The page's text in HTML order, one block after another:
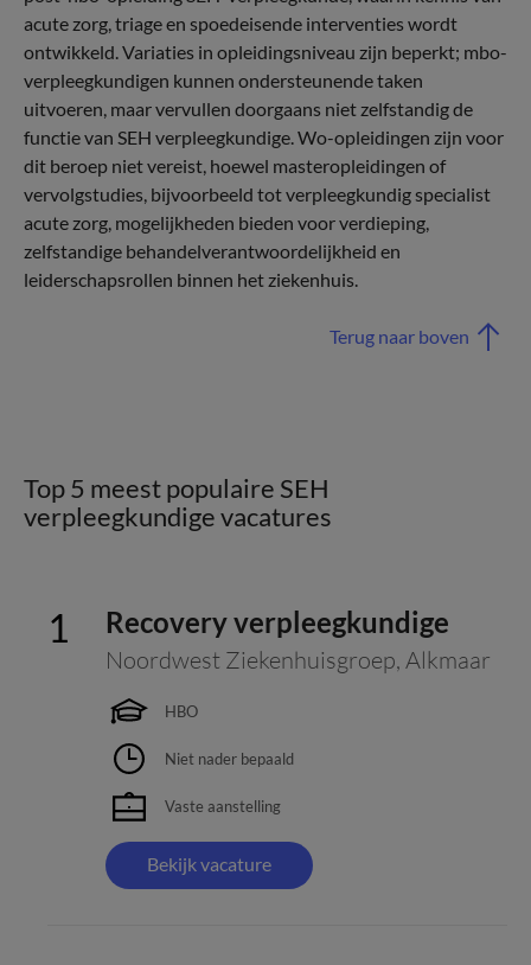
acute zorg, triage en spoedeisende interventies wordt
ontwikkeld. Variaties in opleidingsniveau zijn beperkt; mbo-
verpleegkundigen kunnen ondersteunende taken
uitvoeren, maar vervullen doorgaans niet zelfstandig de
functie van SEH verpleegkundige. Wo-opleidingen zijn voor
dit beroep niet vereist, hoewel masteropleidingen of
vervolgstudies, bijvoorbeeld tot verpleegkundig specialist
acute zorg, mogelijkheden bieden voor verdieping,
zelfstandige behandelverantwoordelijkheid en
leiderschapsrollen binnen het ziekenhuis.
Terug naar boven
Top 5 meest populaire SEH
verpleegkundige vacatures
Recovery verpleegkundige
Noordwest Ziekenhuisgroep, Alkmaar
HBO
Niet nader bepaald
Vaste aanstelling
Bekijk vacature